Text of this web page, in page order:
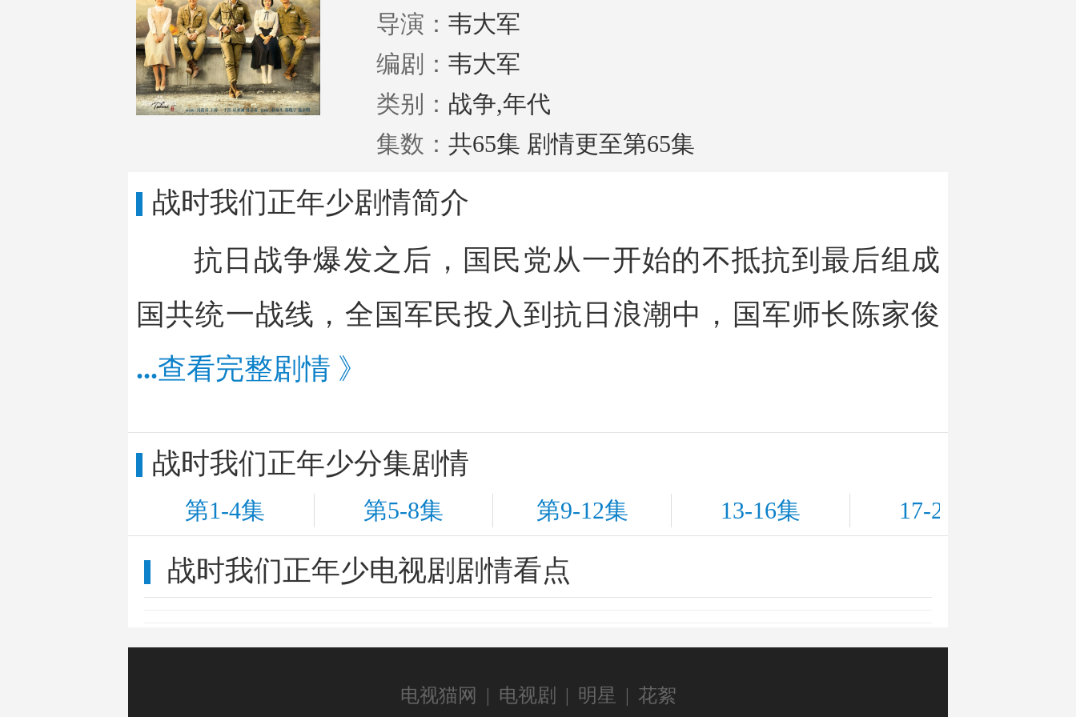
导演： 韦大军
编剧： 韦大军
类别： 战争,年代
集数： 共65集 剧情更至第65集
战时我们正年少剧情简介
抗日战争爆发之后，国民党从一开始的不抵抗到最后组成
国共统一战线，全国军民投入到抗日浪潮中，国军师长陈家俊
...查看完整剧情 》
战时我们正年少分集剧情
第1-4集 第5-8集 第9-12集 13-16集 17-20集
战时我们正年少电视剧剧情看点
电视猫网 | 电视剧 | 明星 | 花絮